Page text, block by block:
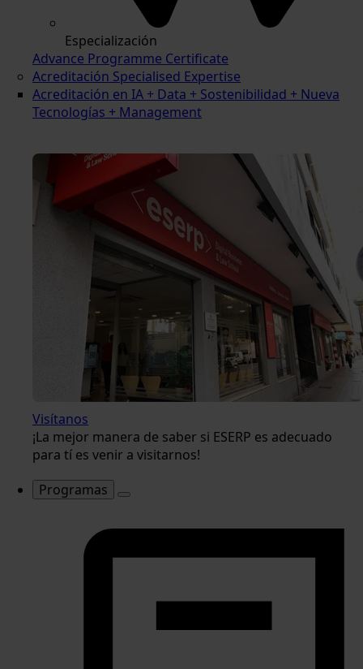
Especialización
Advance Programme Certificate
Acreditación Specialised Expertise
Acreditación en IA + Data + Sostenibilidad + Nueva
Tecnologías + Management
Visítanos
¡La mejor manera de saber si ESERP es adecuado
para tí es venir a visitarnos!
Programas